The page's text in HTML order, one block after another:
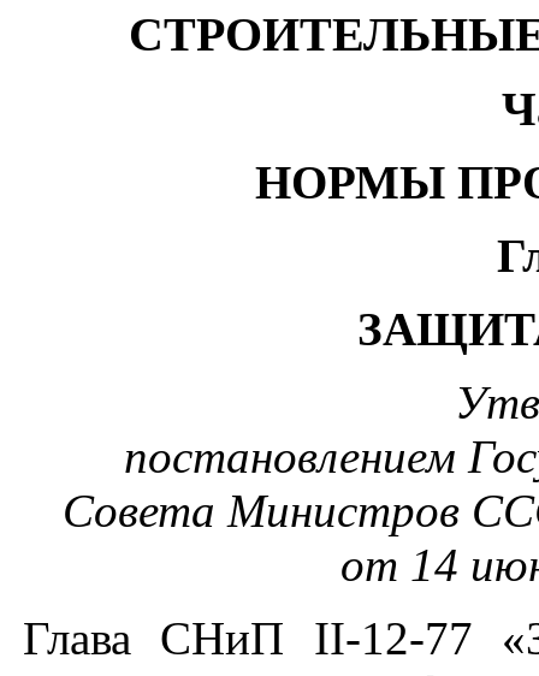
НОРМЫ
постановлением
Совета Министров
от 14
Глава СНиП II-12-77